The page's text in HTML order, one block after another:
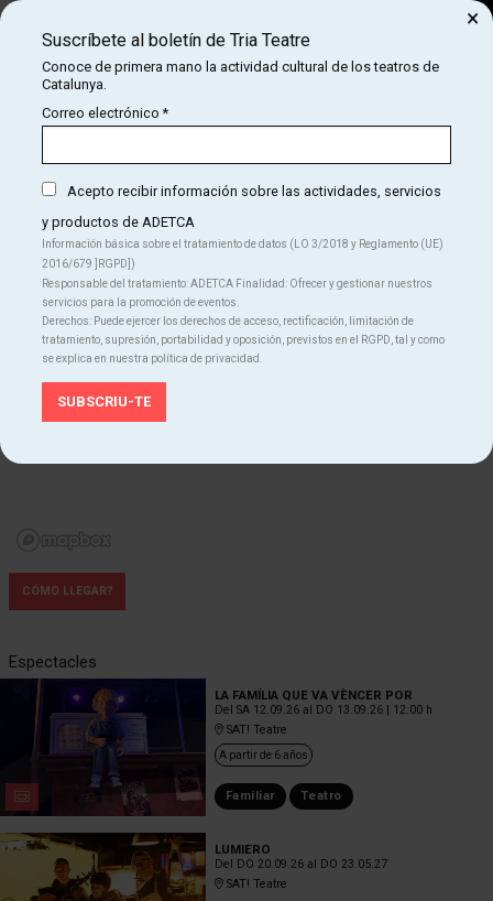
Buscar
TEATROS
SAT! Teatre
CÓMO LLEGAR?
Espectacles
LA FAMÍLIA QUE VA VÈNCER POR
Del SA 12.09.26al DO 13.09.26|
12:00 h
SAT! Teatre
A partir de 6 años
Familiar Teatro
LUMIERO
Del DO 20.09.26al DO 23.05.27
SAT! Teatre
Suscríbete al boletín de Tria Teatre
Conoce de primera mano la actividad cultural de los teatros de
Catalunya.
Correo electrónico*
Acepto recibir información sobre las actividades, servicios
y productos de ADETCA
Información básica sobre el tratamiento de datos (LO 3/2018 y Reglamento (UE)
2016/679 ]RGPD])
Responsable del tratamiento: ADETCA Finalidad: Ofrecer y gestionar nuestros
servicios para la promoción de eventos.
Derechos: Puede ejercer los derechos de acceso, rectificación, limitación de
tratamiento, supresión, portabilidad y oposición, previstos en el RGPD, tal y como
se explica en nuestra política de privacidad.
×